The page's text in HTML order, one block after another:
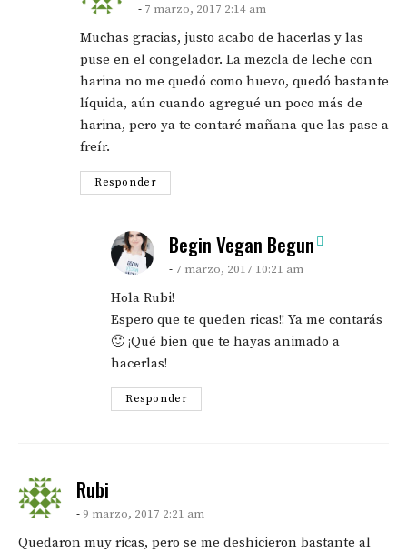
7 marzo, 2017 2:14 am
Muchas gracias, justo acabo de hacerlas y las
puse en el congelador. La mezcla de leche con
harina no me quedó como huevo, quedó bastante
líquida, aún cuando agregué un poco más de
harina, pero ya te contaré mañana que las pase a
freír.
Responder
Begin Vegan Begun
7 marzo, 2017 10:21 am
Hola Rubi!
Espero que te queden ricas!! Ya me contarás
🙂 ¡Qué bien que te hayas animado a
hacerlas!
Responder
Rubi
9 marzo, 2017 2:21 am
Quedaron muy ricas, pero se me deshicieron bastante al